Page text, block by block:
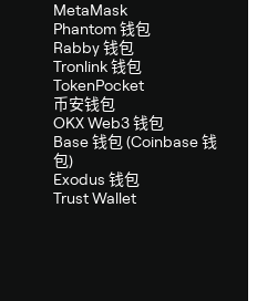
MetaMask
Phantom 钱包
Rabby 钱包
Tronlink 钱包
TokenPocket
币安钱包
OKX Web3 钱包
Base 钱包 (Coinbase 钱
包)
Exodus 钱包
Trust Wallet